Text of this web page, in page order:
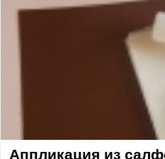
Аппликация из